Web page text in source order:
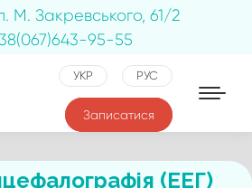
М. Закревського, 61/2
95-55
УКР РУС
Записатися
(ЕЕГ)